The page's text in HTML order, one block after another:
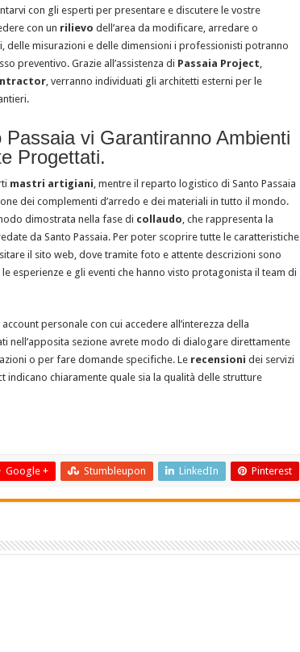
con gli esperti per presentare e discutere le vostre
con un rilievo dell’area da modificare, arredare o
delle misurazioni e delle dimensioni i professionisti potranno
preventivo. Grazie all’assistenza di Passaia Project,
, verranno individuati gli architetti esterni per le
vi Garantiranno Ambienti
Progettati.
mastri artigiani, mentre il reparto logistico di Santo Passaia
dei complementi d’arredo e dei materiali in tutto il mondo.
dimostrata nella fase di collaudo, che rappresenta la
da Santo Passaia. Per poter scoprire tutte le caratteristiche
il sito web, dove tramite foto e attente descrizioni sono
esperienze e gli eventi che hanno visto protagonista il team di
personale con cui accedere all’interezza della
nell’apposita sezione avrete modo di dialogare direttamente
o per fare domande specifiche. Le recensioni dei servizi
indicano chiaramente quale sia la qualità delle strutture
Google + Stumbleupon LinkedIn Pinterest